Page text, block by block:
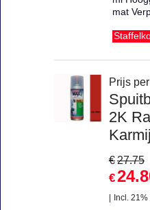
mat
Prijs
2K
€27.75
€
Incl.